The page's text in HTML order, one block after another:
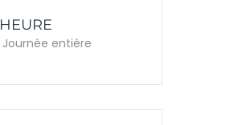
HEURE
Journée entière